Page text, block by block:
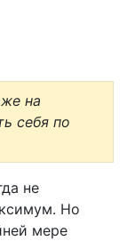
на
себя по
не
Но
мере